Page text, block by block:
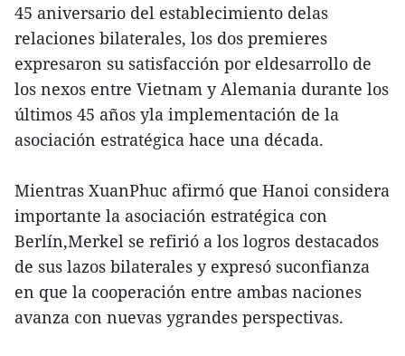
45 aniversario del establecimiento delas
relaciones bilaterales, los dos premieres
expresaron su satisfacción por eldesarrollo de
los nexos entre Vietnam y Alemania durante los
últimos 45 años yla implementación de la
asociación estratégica hace una década.
Mientras XuanPhuc afirmó que Hanoi considera
importante la asociación estratégica con
Berlín,Merkel se refirió a los logros destacados
de sus lazos bilaterales y expresó suconfianza
en que la cooperación entre ambas naciones
avanza con nuevas ygrandes perspectivas.